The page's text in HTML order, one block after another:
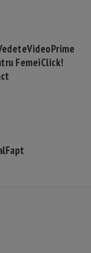
VideoPrime
FemeiClick!
Fapt